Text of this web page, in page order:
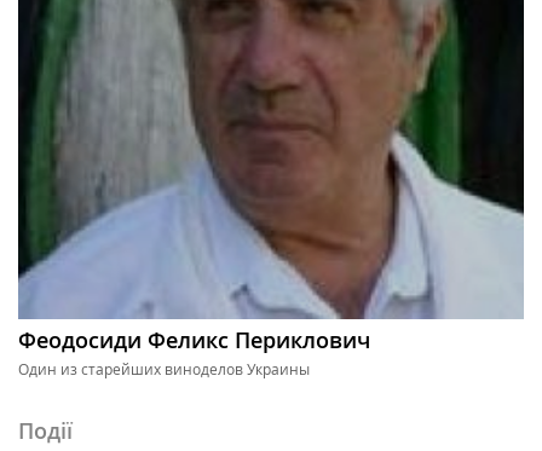
Феодосиди Феликс Периклович
Один из старейших виноделов Украины
Події